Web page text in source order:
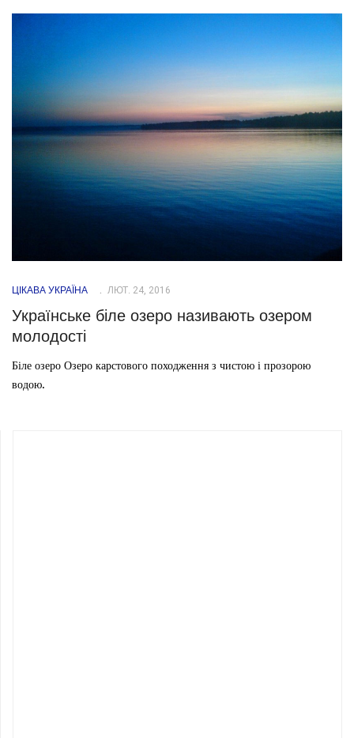
ЦІКАВА УКРАЇНА ЛЮТ. 24, 2016
Українське біле озеро називають озером
молодості
Біле озеро Озеро карстового походження з чистою і прозорою
водою.